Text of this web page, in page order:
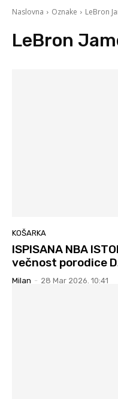
Naslovna Oznake LeBron
LeBron
KOŠARKA
ISPISANA NBA
večnost porodice
Milan - 28 Mar 2026. 10:41